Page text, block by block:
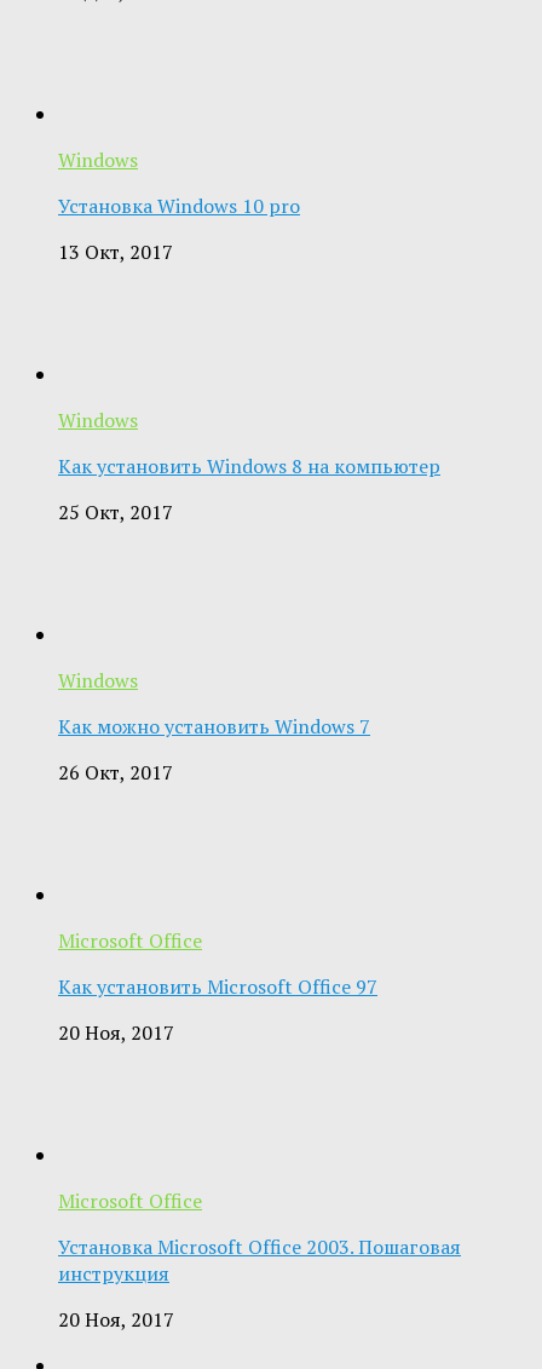
Windows
Установка Windows 10 pro
13 Окт, 2017
Windows
Как установить Windows 8 на компьютер
25 Окт, 2017
Windows
Как можно установить Windows 7
26 Окт, 2017
Microsoft Office
Как установить Microsoft Office 97
20 Ноя, 2017
Microsoft Office
Установка Microsoft Office 2003. Пошаговая
инструкция
20 Ноя, 2017